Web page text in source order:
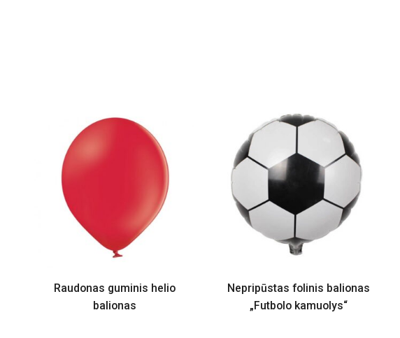
Raudonas guminis helio
balionas
Nepripūstas folinis balionas
„Futbolo kamuolys“